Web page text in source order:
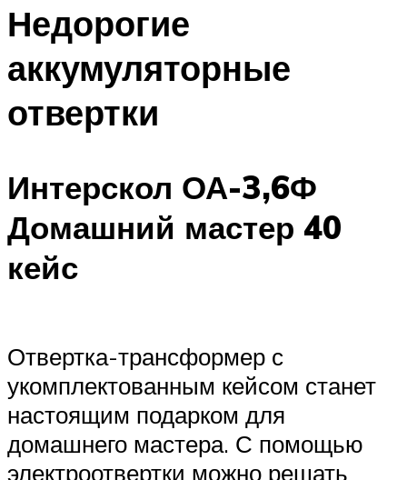
Недорогие
аккумуляторные
отвертки
Интерскол ОА-3,6Ф
Домашний мастер 40
кейс
Отвертка-трансформер с
укомплектованным кейсом станет
настоящим подарком для
домашнего мастера. С помощью
электроотвертки можно решать